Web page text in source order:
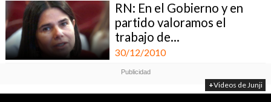
RN: En el Gobierno y en
partido valoramos el
trabajo de...
30/12/2010
+Videos de Junji